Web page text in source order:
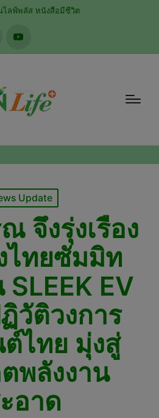
ไลฟ์พลัส หนังสือมีชีวิต
youtube
Update
จึงรุ่งเรือง
ไทยซัมมิท
EV
วัติวงการ
ไทย มุ่งสู่
พลังงาน
อาด
modal-check